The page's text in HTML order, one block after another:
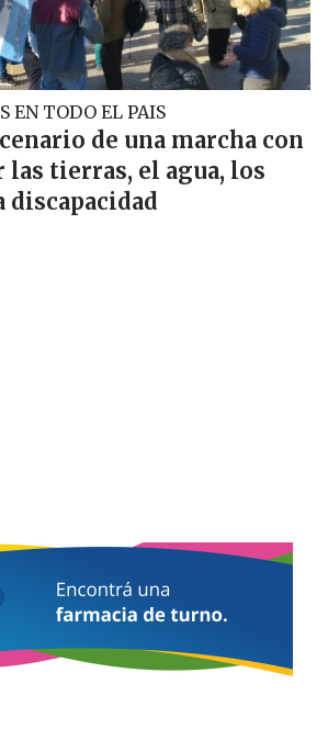
EN TODO EL PAIS
de una marcha con
las tierras, el agua, los
discapacidad